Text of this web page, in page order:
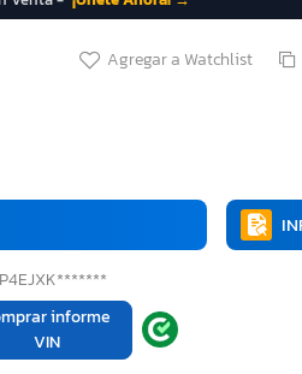
Agregar a Watchlist
informe
VIN